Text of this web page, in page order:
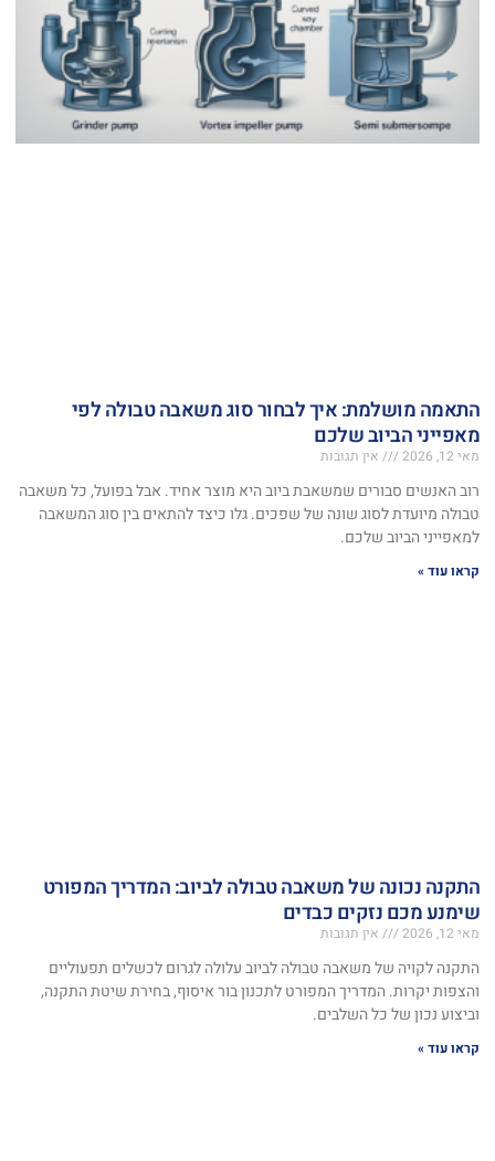
התאמה מושלמת: איך לבחור סוג משאבה טבולה לפי
מאפייני הביוב שלכם
מאי 12, 2026 אין תגובות
רוב האנשים סבורים שמשאבת ביוב היא מוצר אחיד. אבל בפועל, כל משאבה
טבולה מיועדת לסוג שונה של שפכים. גלו כיצד להתאים בין סוג המשאבה
למאפייני הביוב שלכם.
קראו עוד »
התקנה נכונה של משאבה טבולה לביוב: המדריך המפורט
שימנע מכם נזקים כבדים
מאי 12, 2026 אין תגובות
התקנה לקויה של משאבה טבולה לביוב עלולה לגרום לכשלים תפעוליים
והצפות יקרות. המדריך המפורט לתכנון בור איסוף, בחירת שיטת התקנה,
וביצוע נכון של כל השלבים.
קראו עוד »